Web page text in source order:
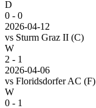
D
0 - 0
2026-04-12
vs Sturm Graz II (C)
W
2 - 1
2026-04-06
vs Floridsdorfer AC (F)
W
0 - 1